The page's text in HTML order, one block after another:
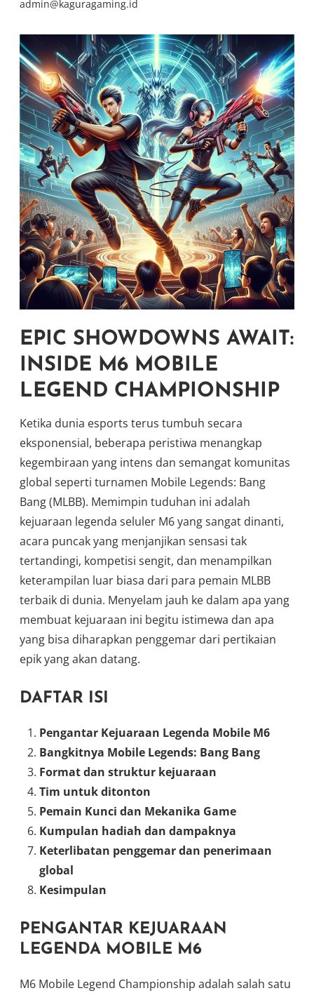
admin@kaguragaming.id
EPIC SHOWDOWNS AWAIT:
INSIDE M6 MOBILE
LEGEND CHAMPIONSHIP
Ketika dunia esports terus tumbuh secara
eksponensial, beberapa peristiwa menangkap
kegembiraan yang intens dan semangat komunitas
global seperti turnamen Mobile Legends: Bang
Bang (MLBB). Memimpin tuduhan ini adalah
kejuaraan legenda seluler M6 yang sangat dinanti,
acara puncak yang menjanjikan sensasi tak
tertandingi, kompetisi sengit, dan menampilkan
keterampilan luar biasa dari para pemain MLBB
terbaik di dunia. Menyelam jauh ke dalam apa yang
membuat kejuaraan ini begitu istimewa dan apa
yang bisa diharapkan penggemar dari pertikaian
epik yang akan datang.
DAFTAR ISI
Pengantar Kejuaraan Legenda Mobile M6
Bangkitnya Mobile Legends: Bang Bang
Format dan struktur kejuaraan
Tim untuk ditonton
Pemain Kunci dan Mekanika Game
Kumpulan hadiah dan dampaknya
Keterlibatan penggemar dan penerimaan
global
Kesimpulan
PENGANTAR KEJUARAAN
LEGENDA MOBILE M6
M6 Mobile Legend Championship adalah salah satu